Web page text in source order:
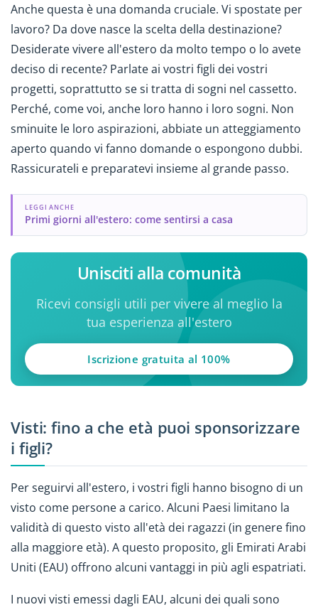
Anche questa è una domanda cruciale. Vi spostate per
lavoro? Da dove nasce la scelta della destinazione?
Desiderate vivere all'estero da molto tempo o lo avete
deciso di recente? Parlate ai vostri figli dei vostri
progetti, soprattutto se si tratta di sogni nel cassetto.
Perché, come voi, anche loro hanno i loro sogni. Non
sminuite le loro aspirazioni, abbiate un atteggiamento
aperto quando vi fanno domande o espongono dubbi.
Rassicurateli e preparatevi insieme al grande passo.
LEGGI ANCHE
Primi giorni all'estero: come sentirsi a casa
Unisciti alla comunità
Ricevi consigli utili per vivere al meglio la
tua esperienza all'estero
Iscrizione gratuita al 100%
Visti: fino a che età puoi sponsorizzare
i figli?
Per seguirvi all'estero, i vostri figli hanno bisogno di un
visto come persone a carico. Alcuni Paesi limitano la
validità di questo visto all'età dei ragazzi (in genere fino
alla maggiore età). A questo proposito, gli Emirati Arabi
Uniti (EAU) offrono alcuni vantaggi in più agli espatriati.
I nuovi visti emessi dagli EAU, alcuni dei quali sono